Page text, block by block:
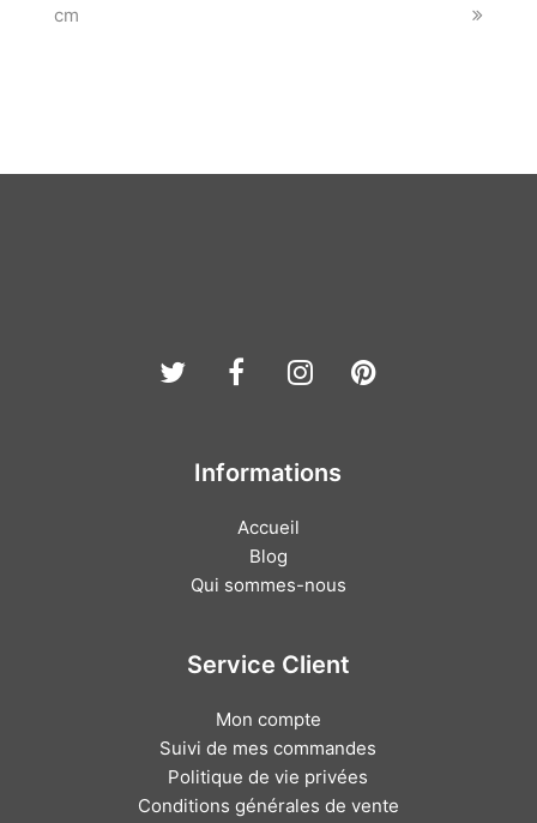
post:
cm
TwitterFacebook
Instagram
Pinterest
Informations
Accueil
Blog
Qui sommes-nous
Service Client
Mon compte
Suivi de mes commandes
Politique de vie privées
Conditions générales de vente